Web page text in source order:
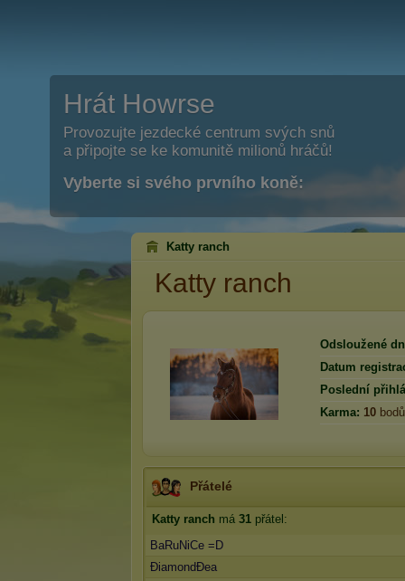
Hrát Howrse
Provozujte jezdecké centrum svých snů
a připojte se ke komunitě milionů hráčů!
Vyberte si svého prvního koně:
Katty ranch
Katty ranch
Odsloužené
Datum
Poslední
Karma: 10 bodů
Přátelé
Katty ranch má 31 přátel:
BaRuNiCe =D
ĐiamondĐea